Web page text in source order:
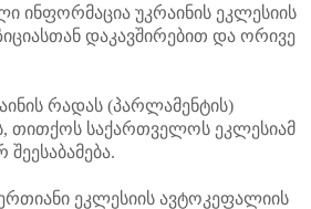
ინფორმაცია უკრაინის ეკლესიის
დაკავშირებით და ორივე
რადას (პარლამენტის)
თითქოს საქართველოს ეკლესიამ
ეკლესიის ავტოკეფალიის